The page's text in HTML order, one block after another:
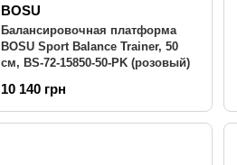
BOSU
Балансировочная платформа
BOSU Sport Balance Trainer, 50
см, BS-72-15850-50-PK (розовый)
10 140 грн